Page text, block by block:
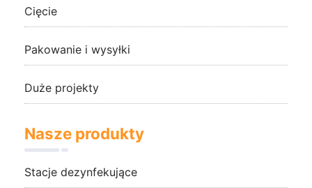
Cięcie
Pakowanie i wysyłki
Duże projekty
Nasze produkty
Stacje dezynfekujące